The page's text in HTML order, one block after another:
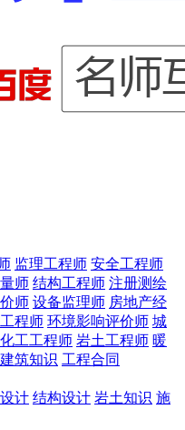
监理工程师 安全工程师
师 结构工程师 注册测绘
师 设备监理师 房地产经
程师 环境影响评价师 城
化工工程师 岩土工程师 暖
建筑知识 工程合同
计 结构设计 岩土知识 施